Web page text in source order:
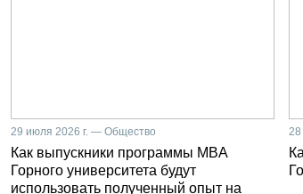
29 июля 2026 г. — Общество
Как выпускники программы MBA
Горного университета будут
использовать полученный опыт на